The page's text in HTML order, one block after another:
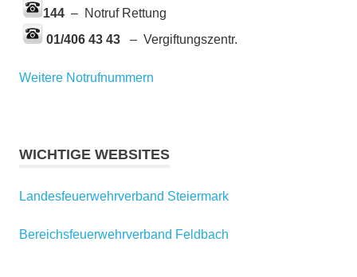
144 – Notruf Rettung
01/406 43 43
– Vergiftungszentr.
Weitere Notrufnummern
WICHTIGE WEBSITES
Landesfeuerwehrverband Steiermark
Bereichsfeuerwehrverband Feldbach